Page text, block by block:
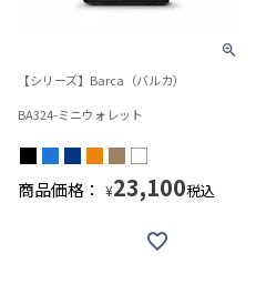
【シリーズ】Barca（バルカ）
BA324-ミニウォレット
商品価格： ¥23,100税込